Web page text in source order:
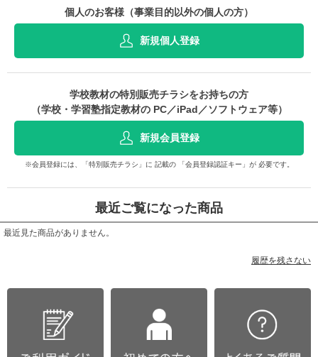
個人のお客様（事業目的以外の個人の方）
新規個人登録
学校教材の特別販売チラシをお持ちの方
（学校・学習塾指定教材の PC／iPad／ソフトウェア等）
新規会員登録
※会員登録には、「特別販売チラシ」に 記載の 「会員登録認証キー」が 必要です。
最近ご覧になった商品
最近見た商品がありません。
履歴を残さない